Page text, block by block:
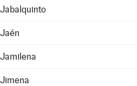
Jabalquinto
Jaén
Jamilena
Jimena